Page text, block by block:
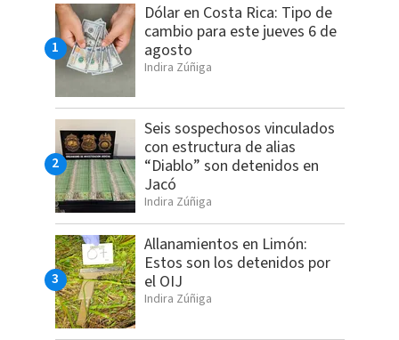
Dólar en Costa Rica: Tipo de
cambio para este jueves 6 de
agosto
Indira Zúñiga
Seis sospechosos vinculados
con estructura de alias
“Diablo” son detenidos en
Jacó
Indira Zúñiga
Allanamientos en Limón:
Estos son los detenidos por
el OIJ
Indira Zúñiga